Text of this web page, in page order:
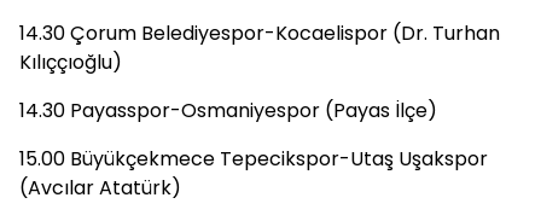
14.30 Çorum Belediyespor-Kocaelispor (Dr. Turhan
Kılıççıoğlu)
14.30 Payasspor-Osmaniyespor (Payas İlçe)
15.00 Büyükçekmece Tepecikspor-Utaş Uşakspor
(Avcılar Atatürk)